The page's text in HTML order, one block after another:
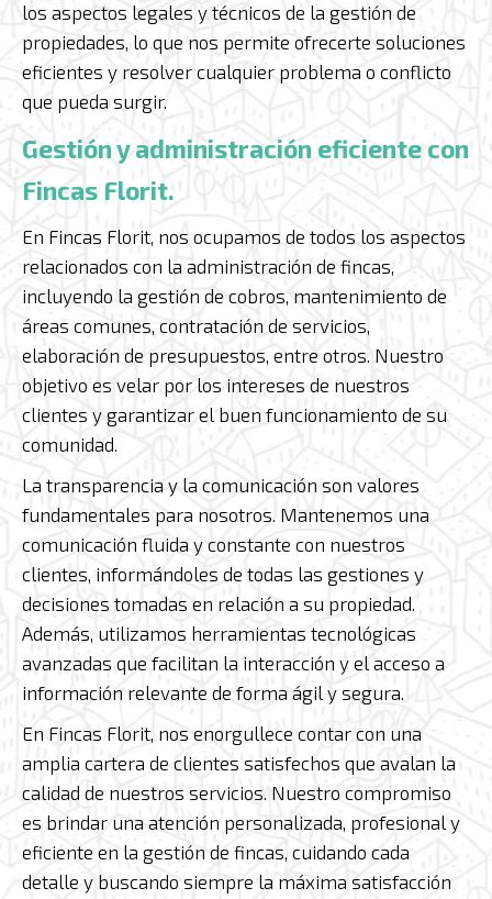
los aspectos legales y técnicos de la gestión de
propiedades, lo que nos permite ofrecerte soluciones
eficientes y resolver cualquier problema o conflicto
que pueda surgir.
Gestión y administración eficiente con
Fincas Florit.
En Fincas Florit, nos ocupamos de todos los aspectos
relacionados con la administración de fincas,
incluyendo la gestión de cobros, mantenimiento de
áreas comunes, contratación de servicios,
elaboración de presupuestos, entre otros. Nuestro
objetivo es velar por los intereses de nuestros
clientes y garantizar el buen funcionamiento de su
comunidad.
La transparencia y la comunicación son valores
fundamentales para nosotros. Mantenemos una
comunicación fluida y constante con nuestros
clientes, informándoles de todas las gestiones y
decisiones tomadas en relación a su propiedad.
Además, utilizamos herramientas tecnológicas
avanzadas que facilitan la interacción y el acceso a
información relevante de forma ágil y segura.
En Fincas Florit, nos enorgullece contar con una
amplia cartera de clientes satisfechos que avalan la
calidad de nuestros servicios. Nuestro compromiso
es brindar una atención personalizada, profesional y
eficiente en la gestión de fincas, cuidando cada
detalle y buscando siempre la máxima satisfacción